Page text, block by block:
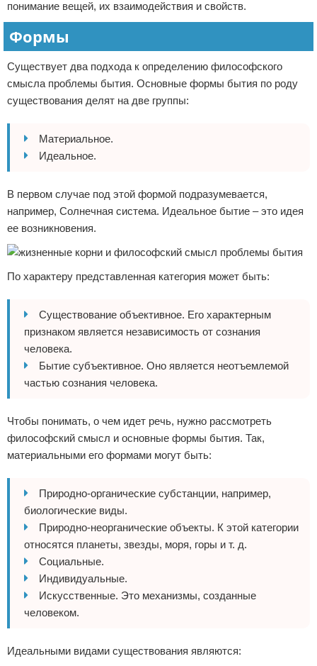
понимание вещей, их взаимодействия и свойств.
Формы
Существует два подхода к определению философского
смысла проблемы бытия. Основные формы бытия по роду
существования делят на две группы:
Материальное.
Идеальное.
В первом случае под этой формой подразумевается,
например, Солнечная система. Идеальное бытие – это идея
ее возникновения.
По характеру представленная категория может быть:
Существование объективное. Его характерным
признаком является независимость от сознания
человека.
Бытие субъективное. Оно является неотъемлемой
частью сознания человека.
Чтобы понимать, о чем идет речь, нужно рассмотреть
философский смысл и основные формы бытия. Так,
материальными его формами могут быть:
Природно-органические субстанции, например,
биологические виды.
Природно-неорганические объекты. К этой категории
относятся планеты, звезды, моря, горы и т. д.
Социальные.
Индивидуальные.
Искусственные. Это механизмы, созданные
человеком.
Идеальными видами существования являются: